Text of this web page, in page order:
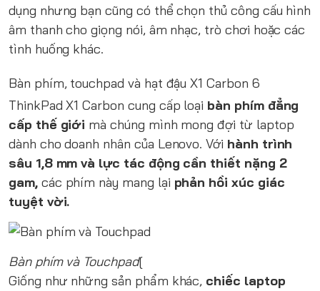
dụng nhưng bạn cũng có thể chọn thủ công cấu hình
âm thanh cho giọng nói, âm nhạc, trò chơi hoặc các
tình huống khác.
Bàn phím, touchpad và hạt đậu X1 Carbon 6
ThinkPad X1 Carbon cung cấp loại bàn phím đẳng
cấp thế giới mà chúng mình mong đợi từ laptop
dành cho doanh nhân của Lenovo. Với hành trình
sâu 1,8 mm và lực tác động cần thiết nặng 2
gam,các phím này mang lại phản hồi xúc giác
tuyệt vời.
Bàn phím và Touchpad[
Giống như những sản phẩm khác, chiếc laptop